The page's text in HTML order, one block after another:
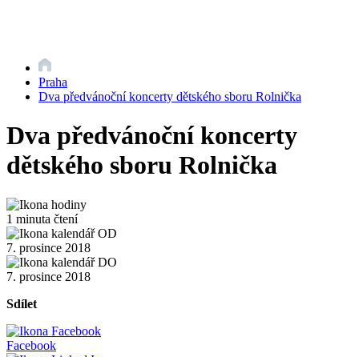
Praha
Dva předvánoční koncerty dětského sboru Rolnička
Dva předvánoční koncerty
dětského sboru Rolnička
1 minuta čtení
7. prosince 2018
7. prosince 2018
Sdílet
Facebook